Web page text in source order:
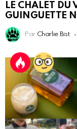
LE CHALET DU
GUINGUETTE
Par Charlie Bist